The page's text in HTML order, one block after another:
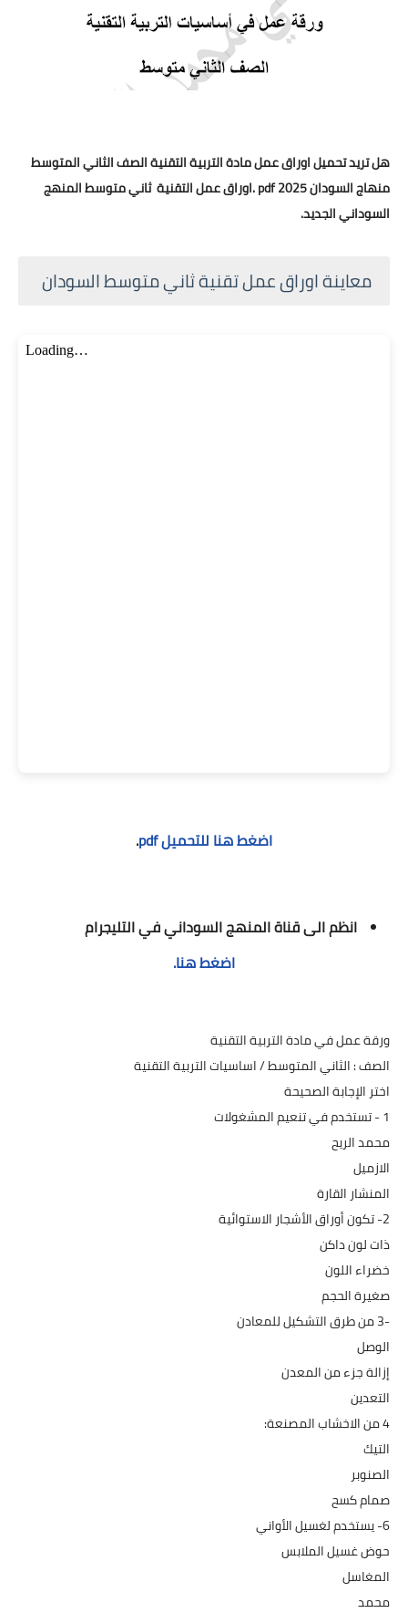
هل تريد تحميل اوراق عمل مادة التربية التقنية الصف الثاني المتوسط
منهاج السودان 2025 pdf .اوراق عمل التقنية ثاني متوسط المنهج
السوداني الجديد.
معاينة اوراق عمل تقنية ثاني متوسط السودان
اضغط هنا للتحميل pdf .
انظم الى قناة المنهج السوداني في التليجرام
اضغط هنا.
ورقة عمل في مادة التربية التقنية
الصف : الثاني المتوسط / اساسيات التربية التقنية
اختر الإجابة الصحيحة
1 - تستخدم في تنعيم المشغولات
محمد الريح
الازميل
المنشار القارة
2- تكون أوراق الأشجار الاستوائية
ذات لون داكن
خضراء اللون
صغيرة الحجم
-3 من طرق التشكيل للمعادن
الوصل
إزالة جزء من المعدن
التعدين
4 من الاخشاب المصنعة:
التيك
الصنوبر
صمام کسح
6- يستخدم لغسيل الأواني
حوض غسيل الملابس
المغاسل
محمد